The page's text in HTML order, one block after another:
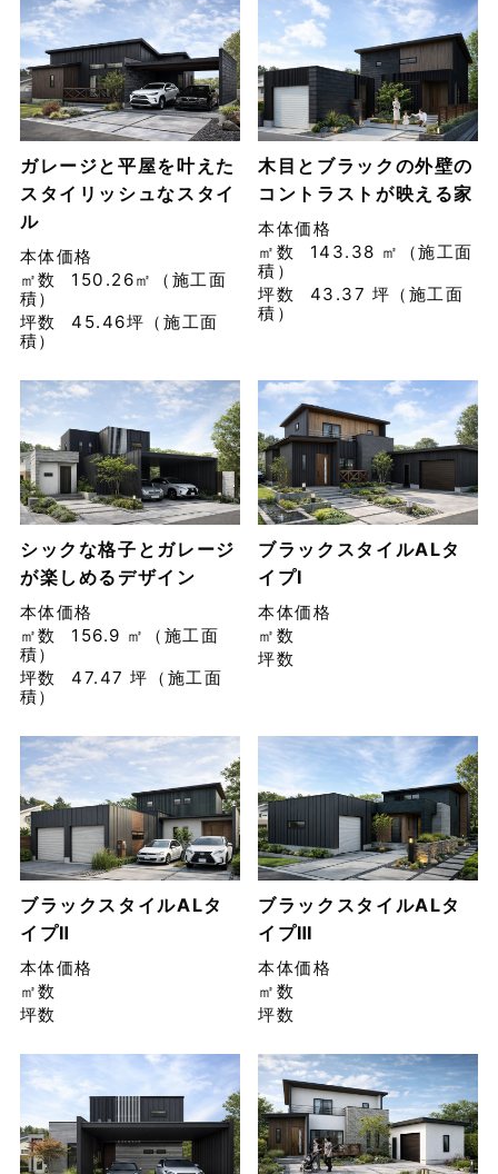
ガレージと平屋を叶えた
スタイリッシュなスタイ
ル
本体価格
㎡数
150.26㎡（施工面
積）
坪数
45.46坪（施工面
積）
木目とブラックの外壁の
コントラストが映える家
本体価格
㎡数
143.38 ㎡（施工面
積）
坪数
43.37 坪（施工面
積）
シックな格子とガレージ
が楽しめるデザイン
本体価格
㎡数
156.9 ㎡（施工面
積）
坪数
47.47 坪（施工面
積）
ブラックスタイルALタ
イプⅠ
本体価格
㎡数
坪数
ブラックスタイルALタ
イプⅡ
本体価格
㎡数
坪数
ブラックスタイルALタ
イプⅢ
本体価格
㎡数
坪数